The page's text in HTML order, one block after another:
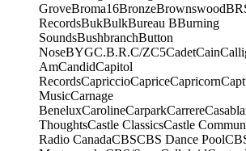
GroveBroma16BronzeBrownswood
RecordsBukBulkBureau BBurning
SoundsBushbranchButton
NoseBYGC.B.R.C/ZC5CadetCain
AmCandidCapitol
RecordsCapriccioCapriceCapricorn
MusicCarnage
BeneluxCarolineCarparkCarrere
ThoughtsCastle ClassicsCastle
Radio CanadaCBSCBS Dance Pool